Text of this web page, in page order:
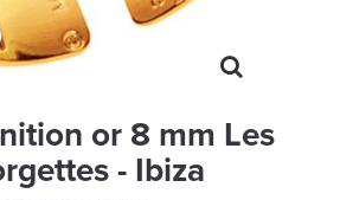
CADEAUX
SOMMES NOUS
or 8 mm Les
- Ibiza